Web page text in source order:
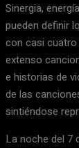
Sinergia,
pueden definir
con casi
extenso
e historias de
de las
sintiéndose
La noche del 7